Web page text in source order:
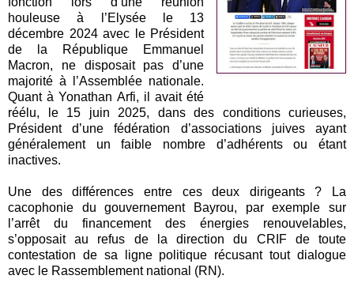
houleuse à l’Elysée le 13
décembre 2024 avec le Président
de la République Emmanuel
Macron, ne disposait pas d’une
majorité à l’Assemblée nationale.
Quant à Yonathan Arfi, il avait été
réélu, le 15 juin 2025, dans des conditions curieuses,
Président d’une fédération d’associations juives ayant
généralement un faible nombre d’adhérents ou étant
inactives.
Une des différences entre ces deux dirigeants ? La
cacophonie du gouvernement Bayrou, par exemple sur
l’arrêt du financement des énergies renouvelables,
s’opposait au refus de la direction du CRIF de toute
contestation de sa ligne politique récusant tout dialogue
avec le Rassemblement national (RN).